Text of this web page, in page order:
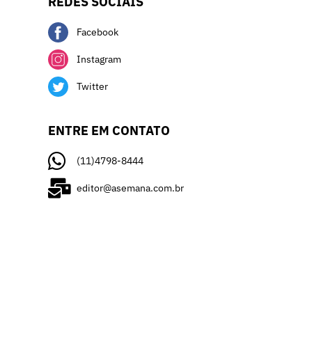
Facebook
Instagram
Twitter
ENTRE EM CONTATO
(11)4798-8444
editor@asemana.com.br